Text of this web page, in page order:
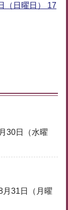
（日曜日） 17
30日（水曜
月31日（月曜